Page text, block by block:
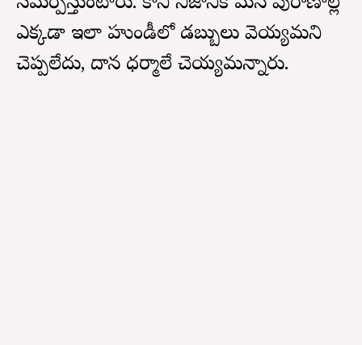
ఎక్కడా ఇలా హుండీలో డబ్బులు వెయ్యమని
చెప్పలేదు, దాన ధర్మాలే చెయ్యమన్నారు.